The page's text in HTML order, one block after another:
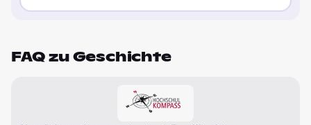
FAQ zu Geschichte